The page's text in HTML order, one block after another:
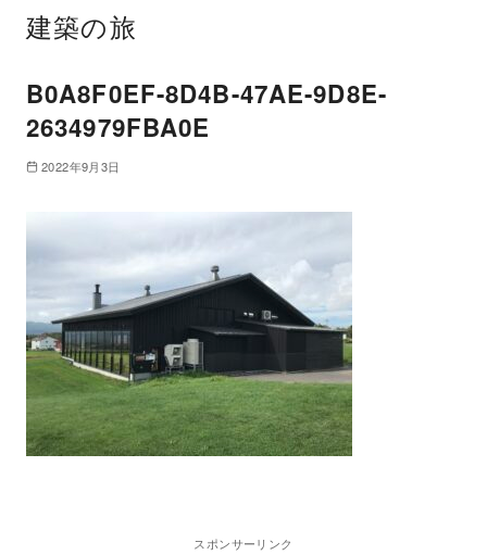
建築の旅
B0A8F0EF-8D4B-47AE-9D8E-
2634979FBA0E
2022年9月3日
スポンサーリンク